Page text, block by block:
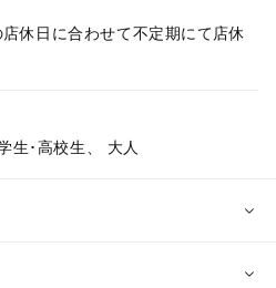
休日に合わせて不定期にて店休
生･高校生、 大人